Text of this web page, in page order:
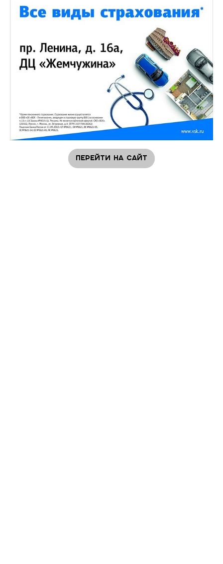
Перейти на сайт